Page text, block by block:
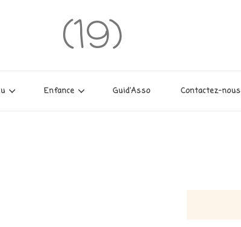
(19)
Enfance Guid’Asso Contactez-nous